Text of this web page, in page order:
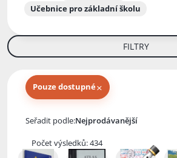
Učebnice pro základní školu
FILTRY
Pouze dostupné×
Seřadit podle:
Počet výsledků: 434